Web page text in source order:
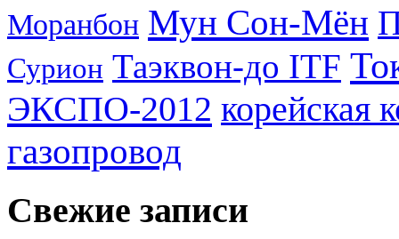
Моранбон Мун Сон-Мён
Сурион Таэквон-до ITF
ЭКСПО-2012 корейская
газопровод
Свежие записи